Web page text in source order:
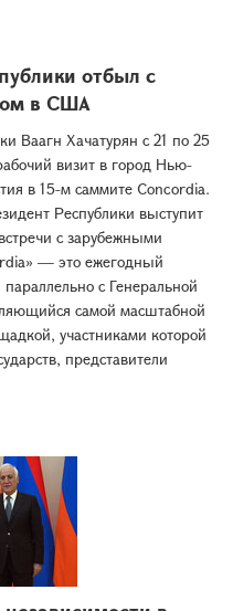
отбыл с
в США
Ваагн Хачатурян с 21 по 25
визит в город Нью-
в 15-м саммите Concordia.
Республики выступит
с зарубежными
— это ежегодный
с Генеральной
самой масштабной
участниками которой
представители